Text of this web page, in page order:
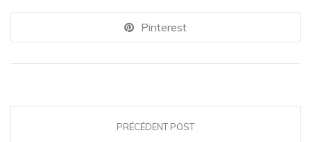
Pinterest
PRÉCÉDENT POST